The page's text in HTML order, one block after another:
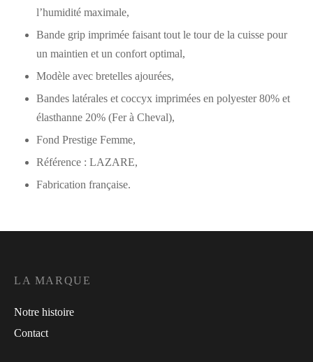
l’humidité maximale,
Bande grip imprimée faisant tout le tour de la cuisse pour
un maintien et un confort optimal,
Modèle avec bretelles ajourées,
Bandes latérales et coccyx imprimées en polyester 80% et
élasthanne 20% (Fer à Cheval),
Fond Prestige Femme,
Référence : LAZARE,
Fabrication française.
LA MARQUE
Notre histoire
Contact